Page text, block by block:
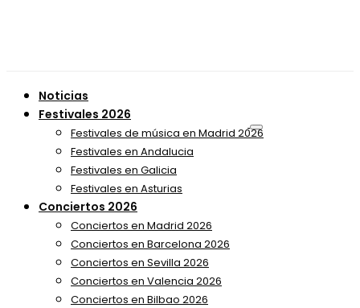
Noticias
Festivales 2026
Festivales de música en Madrid 2026
Festivales en Andalucia
Festivales en Galicia
Festivales en Asturias
Conciertos 2026
Conciertos en Madrid 2026
Conciertos en Barcelona 2026
Conciertos en Sevilla 2026
Conciertos en Valencia 2026
Conciertos en Bilbao 2026